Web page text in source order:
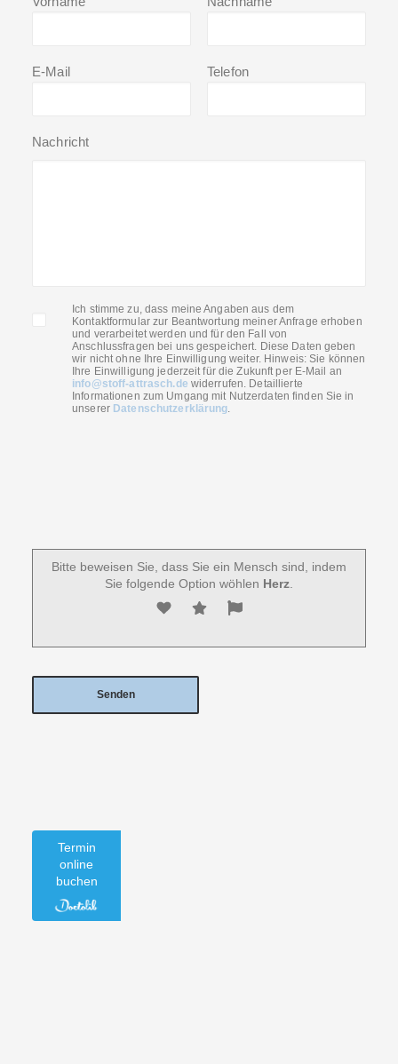
E-Mail Telefon
Nachricht
Ich stimme zu, dass meine Angaben aus dem
Kontaktformular zur Beantwortung meiner Anfrage erhoben
und verarbeitet werden und für den Fall von
Anschlussfragen bei uns gespeichert. Diese Daten geben
wir nicht ohne Ihre Einwilligung weiter. Hinweis: Sie können
Ihre Einwilligung jederzeit für die Zukunft per E-Mail an
info@stoff-attrasch.de widerrufen. Detaillierte
Informationen zum Umgang mit Nutzerdaten finden Sie in
unserer Datenschutzerklärung.
Bitte beweisen Sie, dass Sie ein Mensch sind, indem
Sie folgende Option wöhlen Herz
Termin
online
buchen